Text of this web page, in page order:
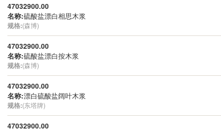
47032900.00
名称:硫酸盐漂白相思木浆
规格:(森博)
47032900.00
名称:硫酸盐漂白按木浆
规格:(森博)
47032900.00
名称:漂白硫酸盐阔叶木浆
规格:(东塔牌)
47032900.00